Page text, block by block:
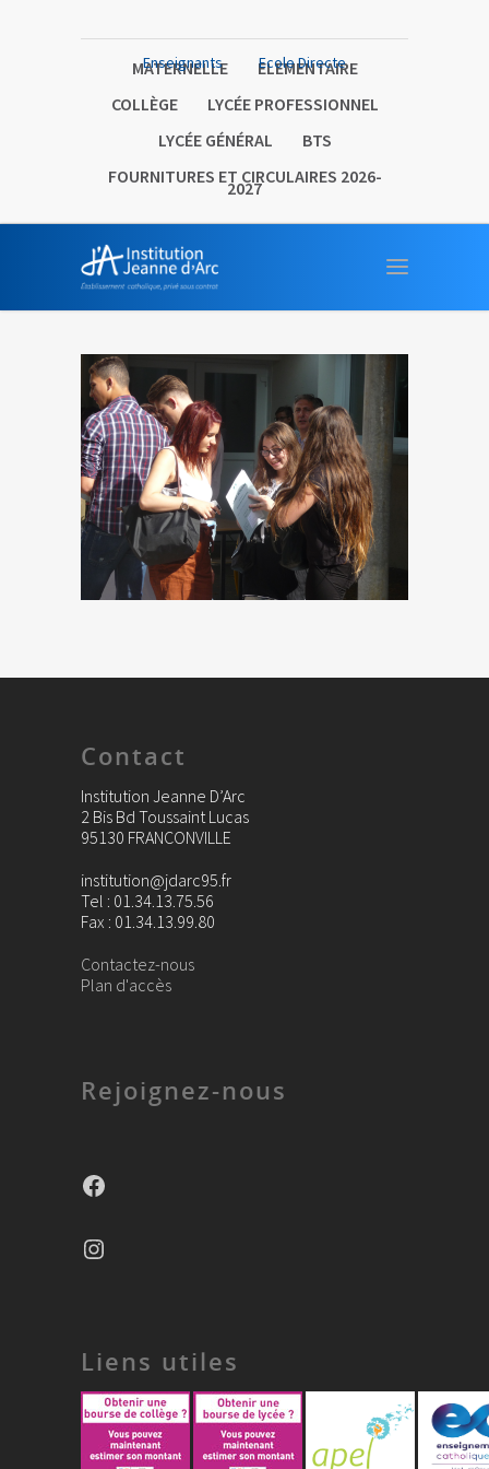
MATERNELLE
ELEMENTAIRE
COLLÈGE
LYCÉE PROFESSIONNEL
LYCÉE GÉNÉRAL
BTS
FOURNITURES ET CIRCULAIRES 2026-
2027
Enseignants Ecole Directe
Contact
Institution Jeanne D’Arc
2 Bis Bd Toussaint Lucas
95130 FRANCONVILLE
institution@jdarc95.fr
Tel : 01.34.13.75.56
Fax : 01.34.13.99.80
Contactez-nous
Plan d'accès
Rejoignez-nous
Liens utiles